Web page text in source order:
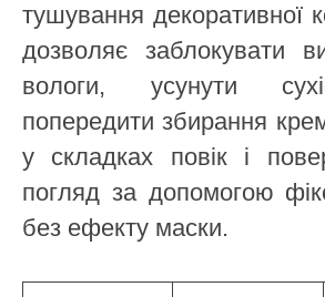
тушування декоративної
дозволяє заблокувати
вологи, усунути
попередити збирання
у складках повік і
погляд за допомогою
без ефекту маски.